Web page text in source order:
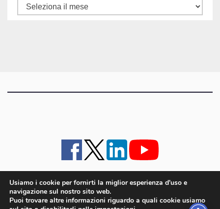
Tutti
iMagazine · contatti e staff · lavora con noi
Cookie policy UE
Usiamo i cookie per fornirti la miglior esperienza d'uso e
navigazione sul nostro sito web.
Puoi trovare altre informazioni riguardo a quali cookie usiamo